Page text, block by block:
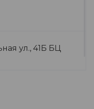
ул., 41Б БЦ